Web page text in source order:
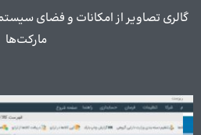
گالری تصاویر از امکانات و فضای
مارکت‌ها